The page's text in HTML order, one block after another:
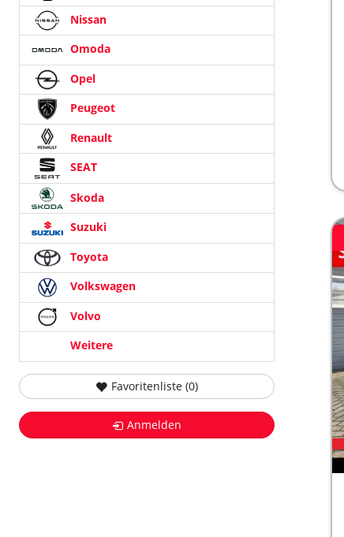
Nissan
Omoda
Opel
Peugeot
Renault
SEAT
Skoda
Suzuki
Toyota
Volkswagen
Volvo
Weitere
Favoritenliste (0)
Anmelden